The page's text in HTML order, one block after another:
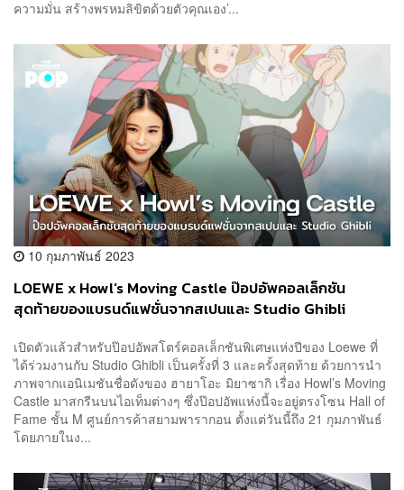
ความมั่น สร้างพรหมลิขิตด้วยตัวคุณเอง’...
10 กุมภาพันธ์ 2023
LOEWE x Howl’s Moving Castle ป๊อปอัพคอลเล็กชัน
สุดท้ายของแบรนด์แฟชั่นจากสเปนและ Studio Ghibli
เปิดตัวแล้วสำหรับป๊อปอัพสโตร์คอลเล็กชันพิเศษแห่งปีของ Loewe ที่
ได้ร่วมงานกับ Studio Ghibli เป็นครั้งที่ 3 และครั้งสุดท้าย ด้วยการนำ
ภาพจากแอนิเมชันชื่อดังของ ฮายาโอะ มิยาซากิ เรื่อง Howl’s Moving
Castle มาสกรีนบนไอเท็มต่างๆ ซึ่งป๊อปอัพแห่งนี้จะอยู่ตรงโซน Hall of
Fame ชั้น M ศูนย์การค้าสยามพารากอน ตั้งแต่วันนี้ถึง 21 กุมภาพันธ์
โดยภายในง...